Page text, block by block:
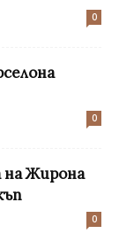
0
0
на Жирона
0